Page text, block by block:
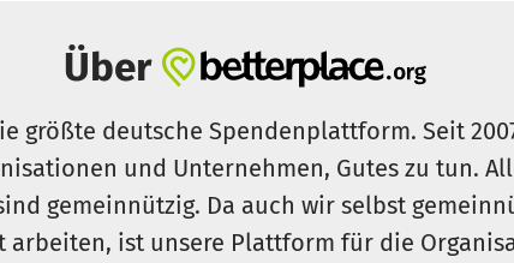
Über
größte deutsche Spendenplattform. Seit
und Unternehmen, Gutes zu tun.
gemeinnützig. Da auch wir selbst
ist unsere Plattform für die